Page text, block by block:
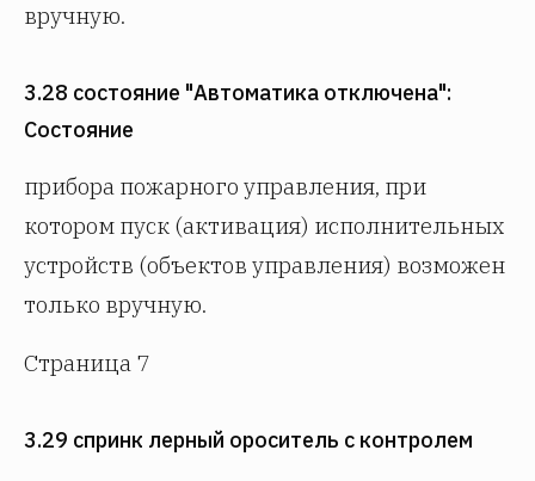
вручную.
3.28 состояние "Автоматика отключена":
Состояние
прибора пожарного управления, при
котором пуск (активация) исполнительных
устройств (объектов управления) возможен
только вручную.
Страница 7
3.29 спринк лерный ороситель с контролем